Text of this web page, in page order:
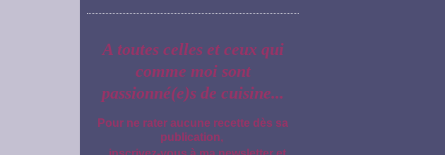
A toutes celles et ceux qui
comme moi sont
passionné(e)s de cuisine...
Pour ne rater aucune recette dès sa
publication,